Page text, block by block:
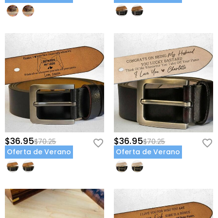
vintage diseñada para soportar los rigores de la vida ocupada de
un padre mientras luce sofisticada en cualquier entorno.
sentimental discreto y profesional, reservado solo para sus ojos
durante los momentos tranquilos de su día.
Dale el regalo que lo apoya tanto como él te apoya a ti—
personaliza su cinturón de choque de puños familiar ahora.
$36.95$70.25
Oferta de Verano
$36.95$70.25
Oferta de Verano